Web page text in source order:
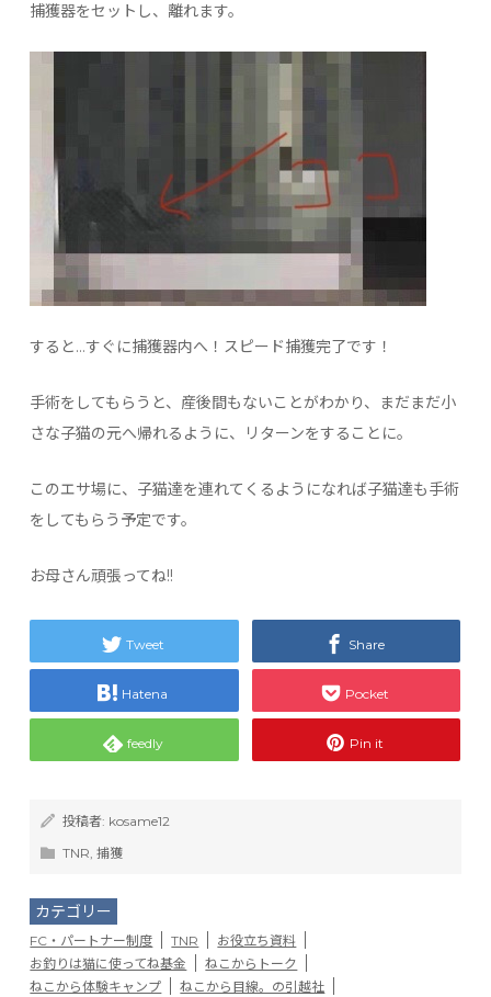
捕獲器をセットし、離れます。
すると…すぐに捕獲器内へ！スピード捕獲完了です！
手術をしてもらうと、産後間もないことがわかり、まだまだ小
さな子猫の元へ帰れるように、リターンをすることに。
このエサ場に、子猫達を連れてくるようになれば子猫達も手術
をしてもらう予定です。
お母さん頑張ってね!!
Tweet Share
Hatena Pocket
feedly Pin it
投稿者: kosame12
TNR,捕獲
カテゴリー
FC・パートナー制度 TNR
お役立ち資料
お釣りは猫に使ってね基金
ねこからトーク
ねこから体験キャンプ
ねこから目線。の引越社